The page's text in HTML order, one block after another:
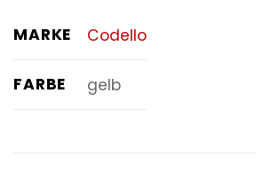
MARKE Codello
FARBE gelb